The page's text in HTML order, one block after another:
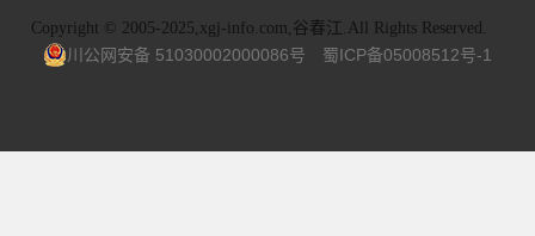
Copyright © 2005-2025,xgj-info.com,谷春江.All Rights Reserved.
川公网安备 51030002000086号 蜀ICP备05008512号-1